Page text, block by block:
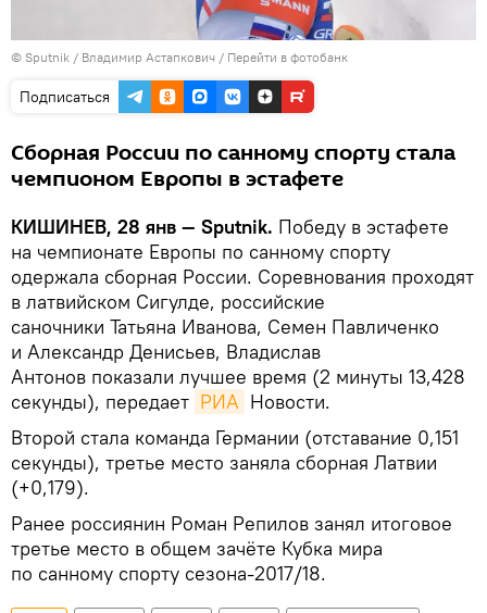
© Sputnik / Владимир Астапкович / Перейти в фотобанк
Подписаться
Сборная России по санному спорту стала
чемпионом Европы в эстафете
КИШИНЕВ, 28 янв — Sputnik. Победу в эстафете
на чемпионате Европы по санному спорту
одержала сборная России. Соревнования проходят
в латвийском Сигулде, российские
саночники Татьяна Иванова, Семен Павличенко
и Александр Денисьев, Владислав
Антонов показали лучшее время (2 минуты 13,428
секунды), передает РИА Новости.
Второй стала команда Германии (отставание 0,151
секунды), третье место заняла сборная Латвии
(+0,179).
Ранее россиянин Роман Репилов занял итоговое
третье место в общем зачёте Кубка мира
по санному спорту сезона-2017/18.